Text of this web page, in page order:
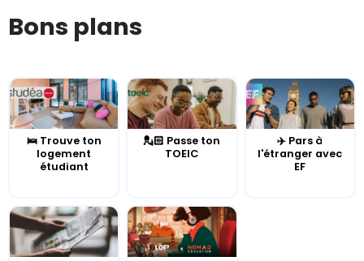
Bons plans
🛌 Trouve ton
logement
étudiant
💂🏻 Passe ton
TOEIC
✈️ Pars à
l'étranger avec
EF